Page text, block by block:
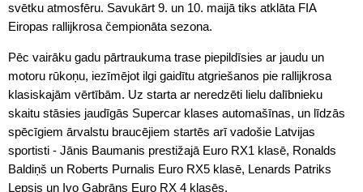
svētku atmosfēru. Savukārt 9. un 10. maijā tiks atklāta FIA
Eiropas rallijkrosa čempionāta sezona.
Pēc vairāku gadu pārtraukuma trase piepildīsies ar jaudu un
motoru rūkoņu, iezīmējot ilgi gaidītu atgriešanos pie rallijkrosa
klasiskajām vērtībām. Uz starta ar neredzēti lielu dalībnieku
skaitu stāsies jaudīgās Supercar klases automašīnas, un līdzās
spēcīgiem ārvalstu braucējiem startēs arī vadošie Latvijas
sportisti - Jānis Baumanis prestižajā Euro RX1 klasē, Ronalds
Baldiņš un Roberts Purnalis Euro RX5 klasē, Lenards Patriks
Lepsis un Ivo Gabrāns Euro RX 4 klasēs.